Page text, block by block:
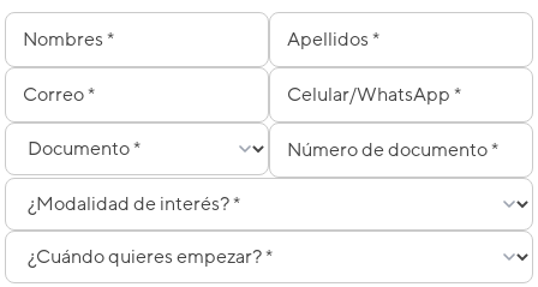
Nombres
Apellidos
Correo electrónico
Celular
Tipo de documento
Número de documento
Modalidad de interés
¿Cuándo quieres empezar?